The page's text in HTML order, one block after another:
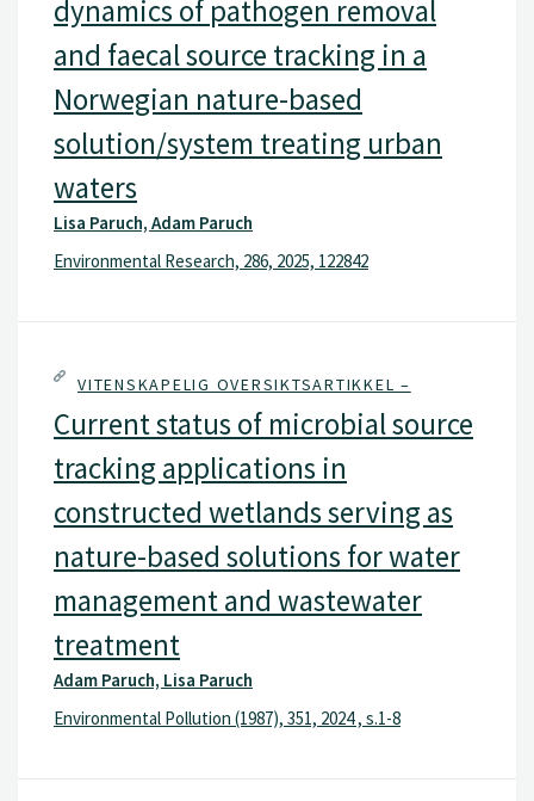
fra tørrtoaletter
dynamics of pathogen removal
and faecal source tracking in a
Norwegian nature-based
solution/system treating urban
waters
Lisa Paruch, Adam Paruch
Environmental Research, 286, 2025, 122842
VITENSKAPELIG OVERSIKTSARTIKKEL –
Current status of microbial source
tracking applications in
constructed wetlands serving as
nature-based solutions for water
management and wastewater
treatment
Adam Paruch, Lisa Paruch
Environmental Pollution (1987), 351, 2024 , s.1-8